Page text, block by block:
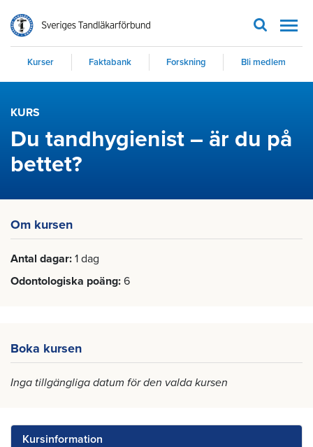
Kurser Faktabank Forskning Bli medlem
KURS
Du tandhygienist – är du på
bettet?
Om kursen
Antal dagar 1 dag
Odontologiska poäng 6
Boka kursen
Inga tillgängliga datum för den valda kursen
Kursinformation